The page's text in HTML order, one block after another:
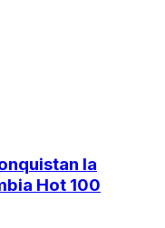
la
Hot 100